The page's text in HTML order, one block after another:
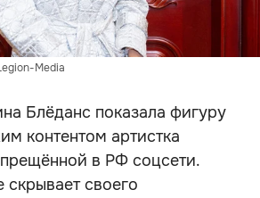
Media
Блёданс показала фигуру
контентом артистка
в РФ соцсети.
скрывает своего